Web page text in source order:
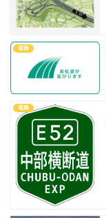
道路
道路